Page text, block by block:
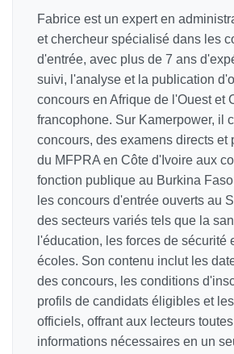
Fabrice est un expert en
et chercheur spécialisé dans les
d'entrée, avec plus de 7 ans
suivi, l'analyse et la publication
concours en Afrique de l'Ouest et
francophone. Sur Kamerpower, il
concours, des examens directs et
du MFPRA en Côte d'Ivoire aux
fonction publique au Burkina
les concours d'entrée ouverts au
des secteurs variés tels que la
l'éducation, les forces de sécurité
écoles. Son contenu inclut les
des concours, les conditions
profils de candidats éligibles et
officiels, offrant aux lecteurs
informations nécessaires en un